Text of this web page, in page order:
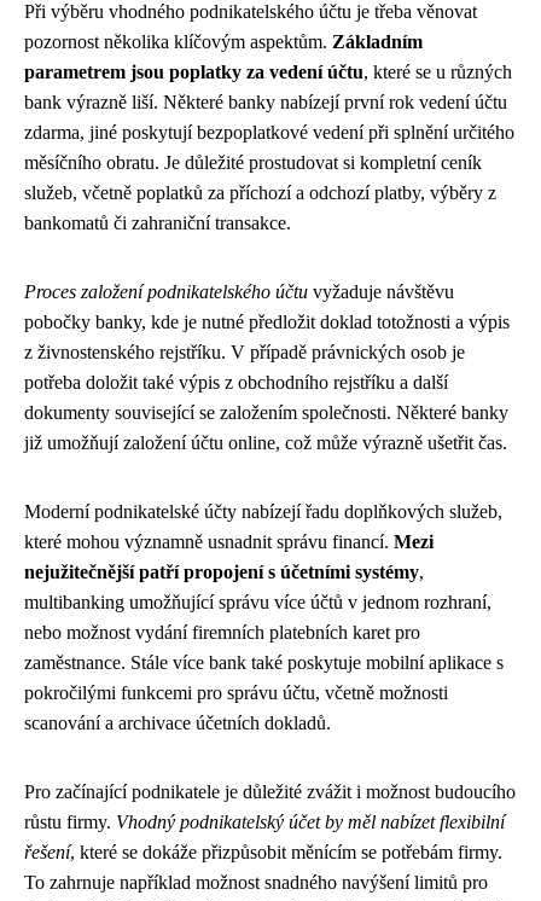
Při výběru vhodného podnikatelského účtu je třeba věnovat
pozornost několika klíčovým aspektům. Základním
parametrem jsou poplatky za vedení účtu, které se u různých
bank výrazně liší. Některé banky nabízejí první rok vedení účtu
zdarma, jiné poskytují bezpoplatkové vedení při splnění určitého
měsíčního obratu. Je důležité prostudovat si kompletní ceník
služeb, včetně poplatků za příchozí a odchozí platby, výběry z
bankomatů či zahraniční transakce.
Proces založení podnikatelského účtu vyžaduje návštěvu
pobočky banky, kde je nutné předložit doklad totožnosti a výpis
z živnostenského rejstříku. V případě právnických osob je
potřeba doložit také výpis z obchodního rejstříku a další
dokumenty související se založením společnosti. Některé banky
již umožňují založení účtu online, což může výrazně ušetřit čas.
Moderní podnikatelské účty nabízejí řadu doplňkových služeb,
které mohou významně usnadnit správu financí. Mezi
nejužitečnější patří propojení s účetními systémy,
multibanking umožňující správu více účtů v jednom rozhraní,
nebo možnost vydání firemních platebních karet pro
zaměstnance. Stále více bank také poskytuje mobilní aplikace s
pokročilými funkcemi pro správu účtu, včetně možnosti
scanování a archivace účetních dokladů.
Pro začínající podnikatele je důležité zvážit i možnost budoucího
růstu firmy. Vhodný podnikatelský účet by měl nabízet flexibilní
řešení, které se dokáže přizpůsobit měnícím se potřebám firmy.
To zahrnuje například možnost snadného navýšení limitů pro